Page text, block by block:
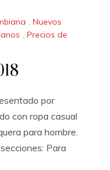
, Nuevos
, Precios de
por
con ropa casual
para hombre.
Para